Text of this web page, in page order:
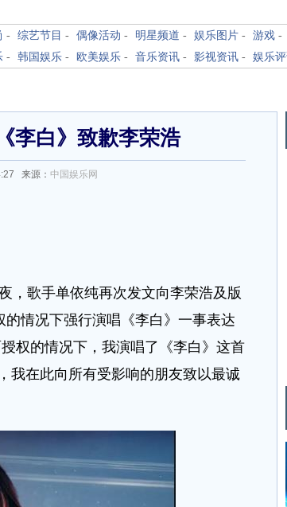
- 综艺节目 - 偶像活动 - 明星频道 - 娱乐图片 - 游戏 -
- 韩国娱乐 - 欧美娱乐 - 音乐资讯 - 影视资讯 - 娱乐
李白》致歉李荣浩
来源： 中国娱乐网
，歌手单依纯再次发文向李荣浩及版
情况下强行演唱《李白》一事表达
权的情况下，我演唱了《李白》这首
我在此向所有受影响的朋友致以最诚